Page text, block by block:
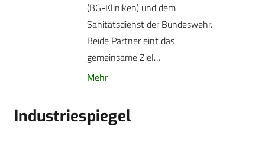
(BG-Kliniken) und dem
Sanitätsdienst der Bundeswehr.
Beide Partner eint das
gemeinsame Ziel…
Mehr
Industriespiegel